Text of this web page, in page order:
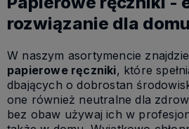
rozwiązanie dla
W naszym asortymencie
papierowe ręczniki, które
dbających o dobrostan
one również neutralne dla
bez obaw używaj ich w